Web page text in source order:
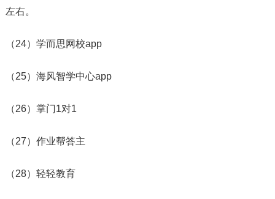
左右。
（24）学而思网校app
（25）海风智学中心app
（26）掌门1对1
（27）作业帮答主
（28）轻轻教育